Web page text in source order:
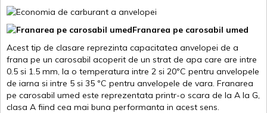
Franarea pe carosabil umed
Acest tip de clasare reprezinta capacitatea anvelopei de a
frana pe un carosabil acoperit de un strat de apa care are intre
0.5 si 1.5 mm, la o temperatura intre 2 si 20ºC pentru anvelopele
de iarna si intre 5 si 35 ºC pentru anvelopele de vara. Franarea
pe carosabil umed este reprezentata printr-o scara de la A la G,
clasa A fiind cea mai buna performanta in acest sens.